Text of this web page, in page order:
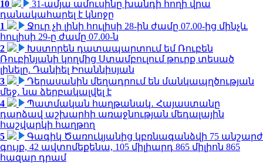
10
31-ամյա ամուսինը խանդի հողի վրա
դանակահարել է կնոջը
1
Ջուր չի լինի հուլիսի 28-ին ժամը 07.00-ից մինչև
հուլիսի 29-ը ժամը 07.00-ն
2
Խստորեն դատապարտում եմ Ռուբեն
Ռուբինյանի կողմից Ստամբուլում թուրք տեսած
լինելը. Դանիել Իոաննիսյան
3
Դերասանին մեղադրում են մանկապղծության
մեջ․ նա ձերբակալվել է
4
Պատմական հաղթանակ․ Հայաստանը
դարձավ աշխարհի առաջնության մեդալային
հաշվարկի հաղթող
5
Գագիկ Ծառուկյանից կբռնագանձվի 75 անշարժ
գույք, 42 ավտոմեքենա, 105 միլիարդ 865 միլիոն 865
հազար դրամ